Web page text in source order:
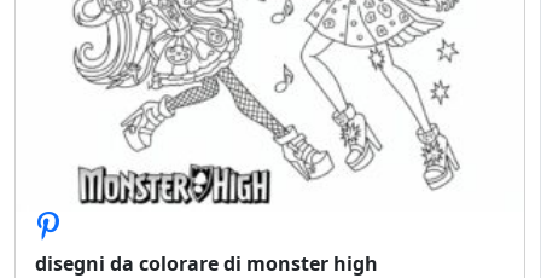
disegni da colorare di monster high